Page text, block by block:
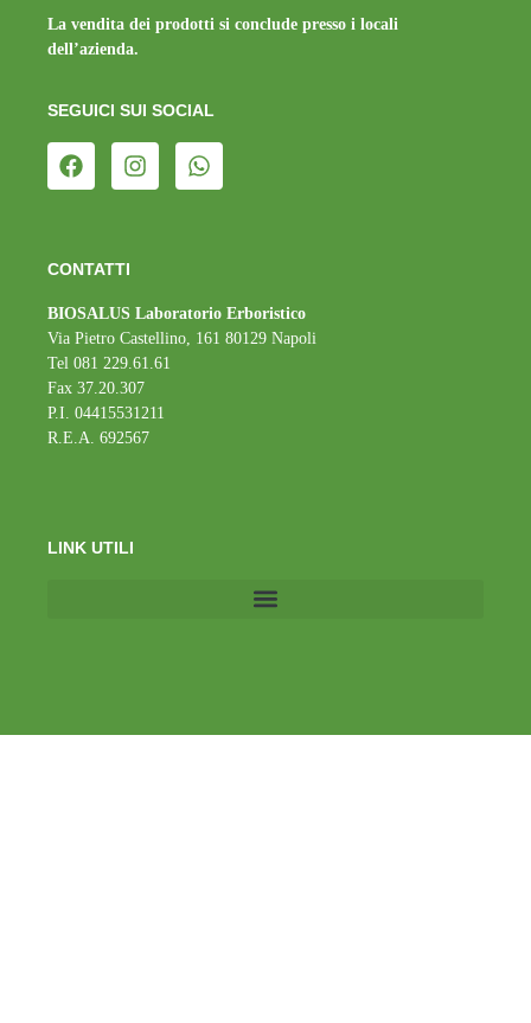
La vendita dei prodotti si conclude presso i locali
dell’azienda.
SEGUICI SUI SOCIAL
CONTATTI
BIOSALUS Laboratorio Erboristico
Via Pietro Castellino, 161 80129 Napoli
Tel 081 229.61.61
Fax 37.20.307
P.I. 04415531211
R.E.A. 692567
LINK UTILI